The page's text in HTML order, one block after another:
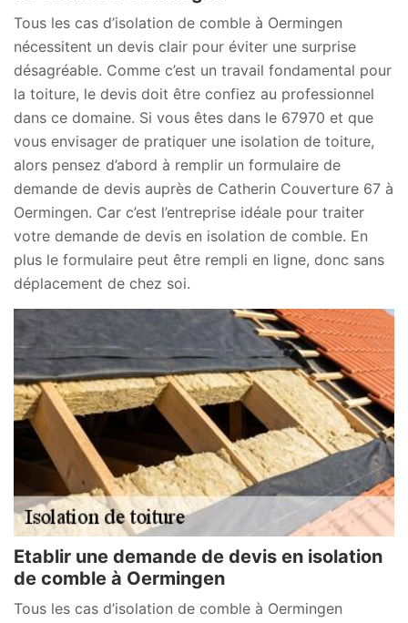
Tous les cas d’isolation de comble à Oermingen
nécessitent un devis clair pour éviter une surprise
désagréable. Comme c’est un travail fondamental pour
la toiture, le devis doit être confiez au professionnel
dans ce domaine. Si vous êtes dans le 67970 et que
vous envisager de pratiquer une isolation de toiture,
alors pensez d’abord à remplir un formulaire de
demande de devis auprès de Catherin Couverture 67 à
Oermingen. Car c’est l’entreprise idéale pour traiter
votre demande de devis en isolation de comble. En
plus le formulaire peut être rempli en ligne, donc sans
déplacement de chez soi.
Etablir une demande de devis en isolation
de comble à Oermingen
Tous les cas d’isolation de comble à Oermingen